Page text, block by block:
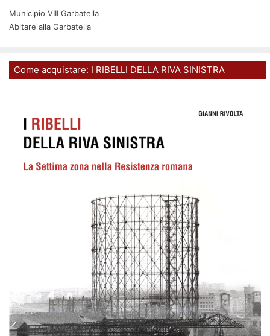
Municipio VIII Garbatella
Abitare alla Garbatella
Come acquistare: I RIBELLI DELLA RIVA SINISTRA